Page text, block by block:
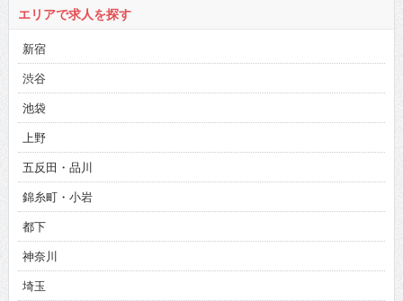
エリアで求人を探す
新宿
渋谷
池袋
上野
五反田・品川
錦糸町・小岩
都下
神奈川
埼玉